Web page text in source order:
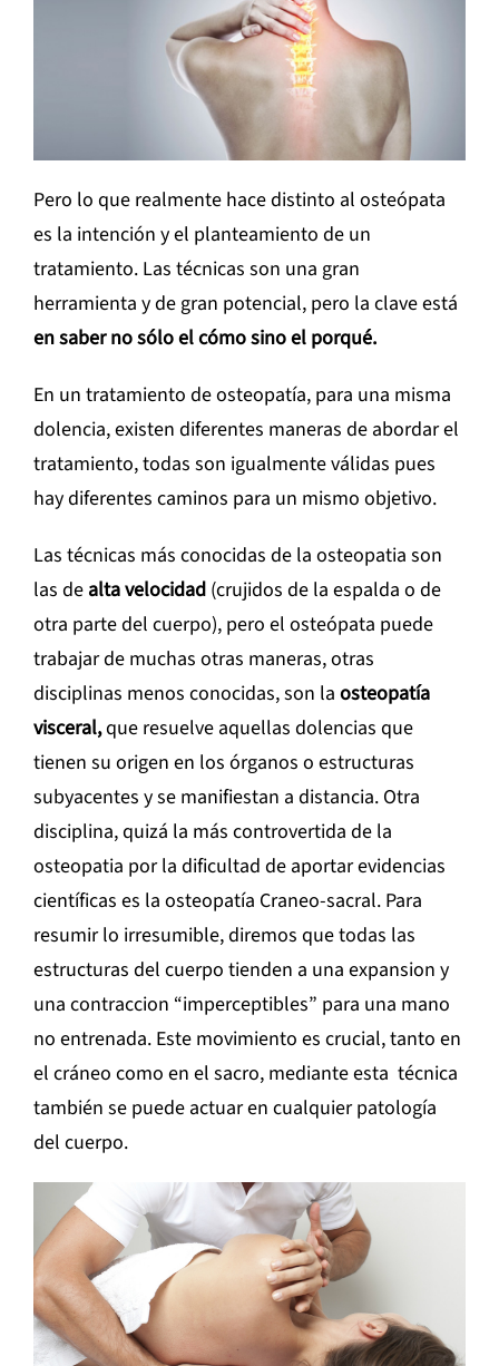
Pero lo que realmente hace distinto al osteópata
es la intención y el planteamiento de un
tratamiento. Las técnicas son una gran
herramienta y de gran potencial, pero la clave está
en saber no sólo el cómo sino el porqué.
En un tratamiento de osteopatía, para una misma
dolencia, existen diferentes maneras de abordar el
tratamiento, todas son igualmente válidas pues
hay diferentes caminos para un mismo objetivo.
Las técnicas más conocidas de la osteopatia son
las de alta velocidad (crujidos de la espalda o de
otra parte del cuerpo), pero el osteópata puede
trabajar de muchas otras maneras, otras
disciplinas menos conocidas, son la osteopatía
visceral,que resuelve aquellas dolencias que
tienen su origen en los órganos o estructuras
subyacentes y se manifiestan a distancia. Otra
disciplina, quizá la más controvertida de la
osteopatia por la dificultad de aportar evidencias
científicas es la osteopatía Craneo-sacral. Para
resumir lo irresumible, diremos que todas las
estructuras del cuerpo tienden a una expansion y
una contraccion “imperceptibles” para una mano
no entrenada. Este movimiento es crucial, tanto en
el cráneo como en el sacro, mediante esta técnica
también se puede actuar en cualquier patología
del cuerpo.